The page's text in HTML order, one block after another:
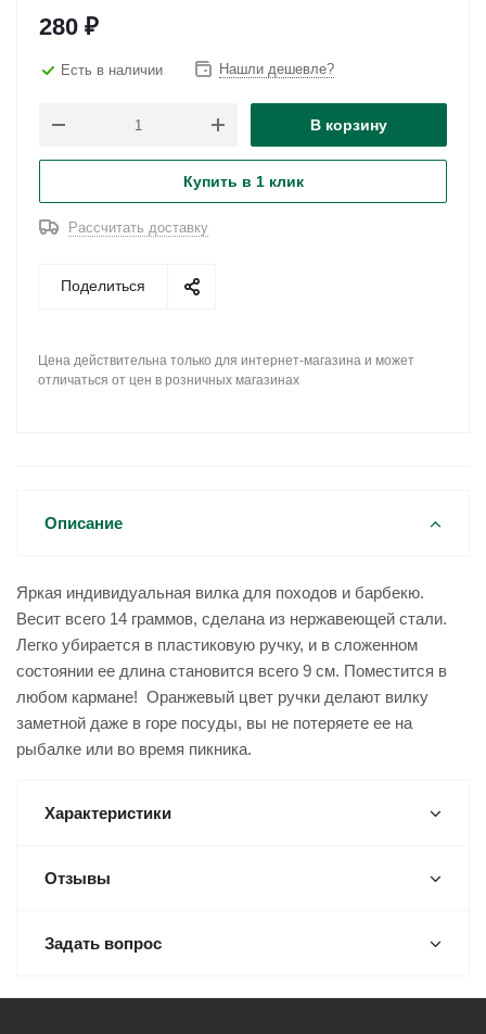
280 ₽
Есть в наличии Нашли дешевле?
В корзину
Купить в 1 клик
Рассчитать доставку
Поделиться
Цена действительна только для интернет-магазина и может
отличаться от цен в розничных магазинах
Описание
Яркая индивидуальная вилка для походов и барбекю.
Весит всего 14 граммов, сделана из нержавеющей стали.
Легко убирается в пластиковую ручку, и в сложенном
состоянии ее длина становится всего 9 см. Поместится в
любом кармане! Оранжевый цвет ручки делают вилку
заметной даже в горе посуды, вы не потеряете ее на
рыбалке или во время пикника.
Характеристики
Отзывы
Задать вопрос